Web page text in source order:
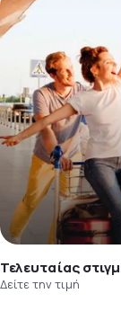
Τελευταίας
Δείτε την τιμή